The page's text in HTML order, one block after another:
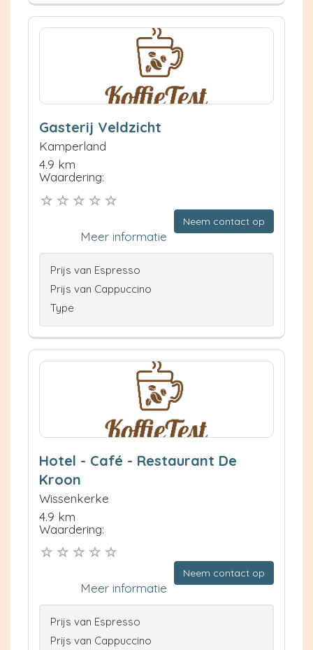
Gasterij Veldzicht
Kamperland
4.9 km
Waardering:
Neem contact op
Meer informatie
Prijs van Espresso
Prijs van Cappuccino
Type
Hotel - Café - Restaurant De
Kroon
Wissenkerke
4.9 km
Waardering:
Neem contact op
Meer informatie
Prijs van Espresso
Prijs van Cappuccino